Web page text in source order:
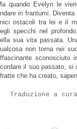
quando Evelyn le
in frantumi.
ostacoli tra lei e il
specchi nel
sua vita passata.
non tornanei
sconosciuto
il suo passato, si
e che ha creato,
Traduzione a